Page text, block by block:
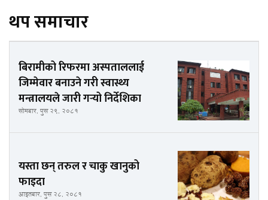
थप समाचार
बिरामीको रिफरमा अस्पताललाई
जिम्मेवार बनाउने गरी स्वास्थ्य
मन्त्रालयले जारी गर्‍यो निर्देशिका
सोमबार, पुस २९, २०८१
यस्ता छन् तरुल र चाकु खानुको
फाइदा
आइतबार, पुस २८, २०८१